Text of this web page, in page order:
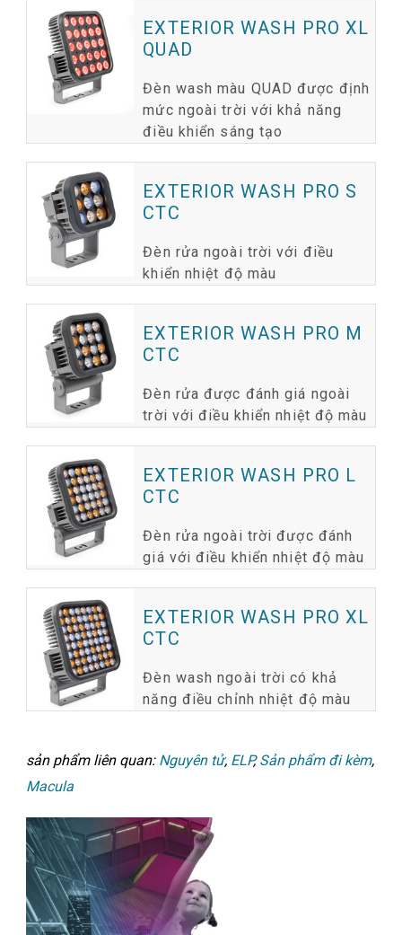
EXTERIOR WASH PRO XL
QUAD
Đèn wash màu QUAD được định
mức ngoài trời với khả năng
điều khiển sáng tạo
EXTERIOR WASH PRO S
CTC
Đèn rửa ngoài trời với điều
khiển nhiệt độ màu
EXTERIOR WASH PRO M
CTC
Đèn rửa được đánh giá ngoài
trời với điều khiển nhiệt độ màu
EXTERIOR WASH PRO L
CTC
Đèn rửa ngoài trời được đánh
giá với điều khiển nhiệt độ màu
EXTERIOR WASH PRO XL
CTC
Đèn wash ngoài trời có khả
năng điều chỉnh nhiệt độ màu
sản phẩm liên quan: Nguyên tử, ELP,Sản phẩm đi kèm,
Macula